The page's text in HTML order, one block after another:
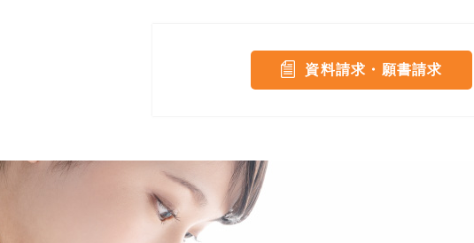
資料請求・願書請求